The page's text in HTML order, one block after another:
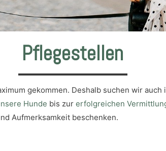
Pflegestellen
gekommen. Deshalb suchen wir auch
Hunde bis zur erfolgreichen
Aufmerksamkeit beschenken.